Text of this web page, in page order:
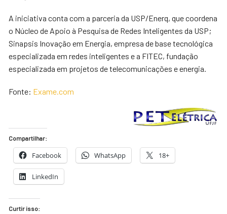
A iniciativa conta com a parceria da USP/Enerq, que coordena
o Núcleo de Apoio à Pesquisa de Redes Inteligentes da USP;
Sinapsis Inovação em Energia, empresa de base tecnológica
especializada em redes inteligentes e a FITEC, fundação
especializada em projetos de telecomunicações e energia.
Fonte: Exame.com
Compartilhar:
Facebook WhatsApp 18+
LinkedIn
Curtir isso: